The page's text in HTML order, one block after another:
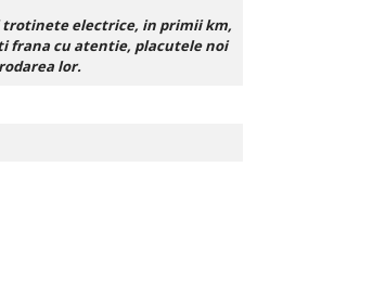
trotinete electrice, in primii km,
frana cu atentie, placutele noi
lor.